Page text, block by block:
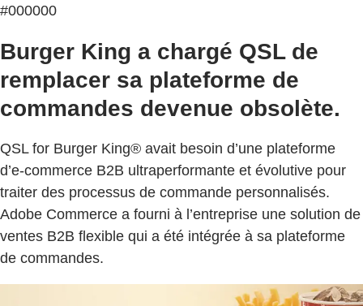
#000000
Burger King a chargé QSL de
remplacer sa plateforme de
commandes devenue obsolète.
QSL for Burger King® avait besoin d’une plateforme
d’e-commerce B2B ultraperformante et évolutive pour
traiter des processus de commande personnalisés.
Adobe Commerce a fourni à l’entreprise une solution de
ventes B2B flexible qui a été intégrée à sa plateforme
de commandes.